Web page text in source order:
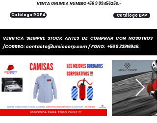
VERIFICA SIEMPRE STOCK ANTES DE COMPRAR CON NOSOTROS
/CORREO:contacto@ursiccorp.com/ FONO: +56 9 33916946.
Catálogo EPP
Catálogo ROPA
VENTA ONLINE A NUMERO+56 9 99456250.-